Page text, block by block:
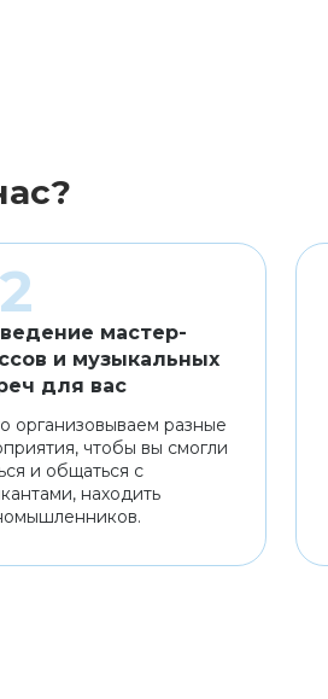
мастер-
и музыкальных
для вас
организовываем разные
чтобы вы смогли
и общаться с
находить